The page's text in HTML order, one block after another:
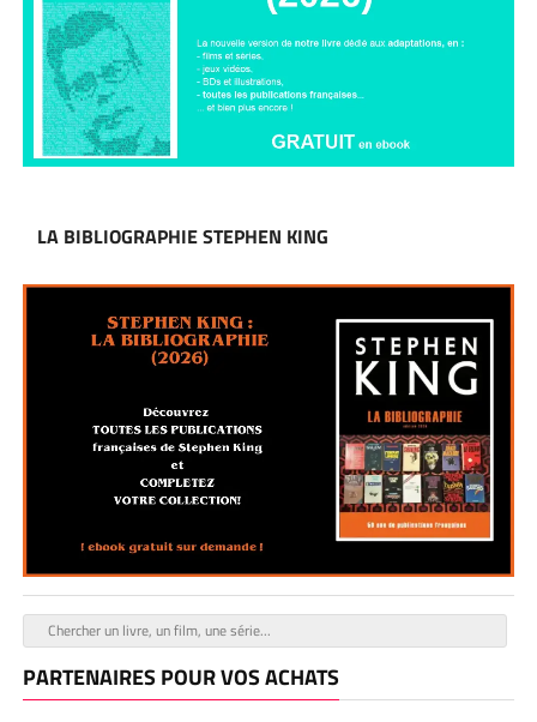
LA BIBLIOGRAPHIE STEPHEN KING
PARTENAIRES POUR VOS ACHATS